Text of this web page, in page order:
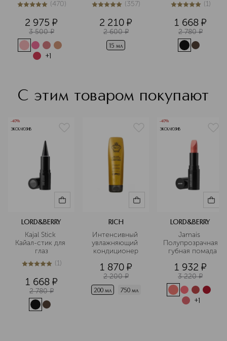
4.9из5470 (470)
2 975 ¤
3 500 ¤
+1
5из 5357 (357)
2 210 ¤
2 600 ¤
15 мл
5из 51 (1)
1 668 ¤
2 780 ¤
С этим товаром покупают
-40%
ЭКСКЛЮЗИВ
LORD&BERRY
Kajal Stick
Кайал-стик для
глаз
5из 51 (1)
1 668 ¤
2 780 ¤
RICH
Интенсивный
увлажняющий
кондиционер
1 870 ¤
2 200 ¤
200 мл 750 мл
-40%
ЭКСКЛЮЗИВ
LORD&BERRY
Jamais
Полупрозрачная
  губная помада
1 932 ¤
3 220 ¤
+1